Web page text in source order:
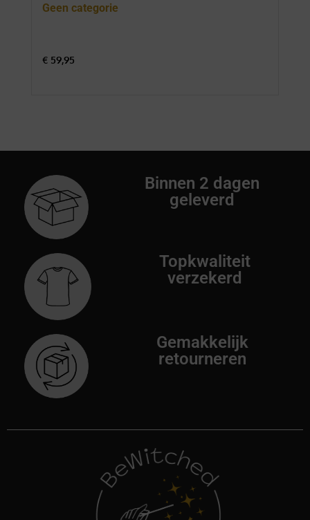
Geen categorie
€ 59,95
Binnen 2 dagen
geleverd
Topkwaliteit
verzekerd
Gemakkelijk
retourneren